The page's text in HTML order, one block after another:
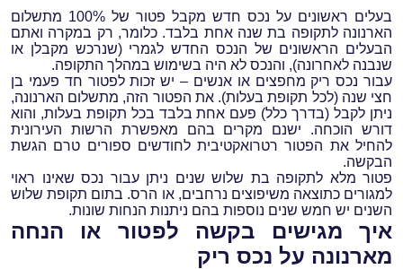
בעלים ראשונים על נכס חדש מקבל פטור של 100% מתשלום
הארנונה לתקופה בת שנה אחת בלבד. כלומר, רק במקרה ואתם
הבעלים הראשונים של הנכס החדש לגמרי (שנרכש מקבלן או
שנבנה לאחרונה), והנכס לא היה בשימוש במהלך התקופה.
עבור נכס ריק מחפצים או אנשים – יש זכות לפטור חד פעמי בן
חצי שנה (לכל תקופת בעלות). את הפטור הזה, מתשלום הארנונה,
ניתן לקבל (בדרך כלל) פעם אחת בלבד בכל תקופת בעלות, והוא
דורש הוכחה. ישנם מקרים בהם מאפשרת הרשות העירונית
להחיל את הפטור רטרואקטיבית לחודשים ספורים טרם הגשת
הבקשה.
פטור מלא לתקופה בת שלוש שנים ניתן עבור נכס שאינו ראוי
למגורים כתוצאה משיפוצים נרחבים, או הרס. בתום תקופת שלוש
השנים יש חמש שנים נוספות בהם ניתנות הנחות שונות.
איך מגישים בקשה לפטור או הנחה
מארנונה על נכס ריק